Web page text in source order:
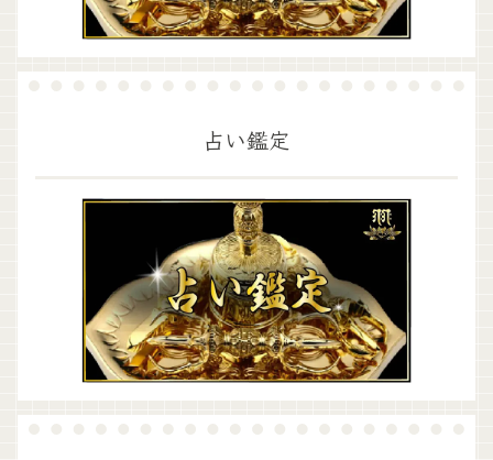
占い鑑定